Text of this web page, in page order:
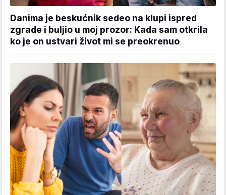
Danima je beskućnik sedeo na klupi ispred
zgrade i buljio u moj prozor: Kada sam otkrila
ko je on ustvari život mi se preokrenuo